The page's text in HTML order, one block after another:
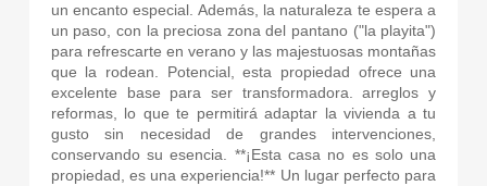
un encanto especial. Además, la naturaleza te espera a
un paso, con la preciosa zona del pantano ("la playita")
para refrescarte en verano y las majestuosas montañas
que la rodean. Potencial, esta propiedad ofrece una
excelente base para ser transformadora. arreglos y
reformas, lo que te permitirá adaptar la vivienda a tu
gusto sin necesidad de grandes intervenciones,
conservando su esencia. **¡Esta casa no es solo una
propiedad, es una experiencia!** Un lugar perfecto para